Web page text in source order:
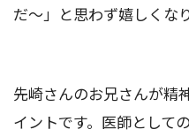
だ～」と思わず嬉しくな
先崎さんのお兄さんが精
イントです。医師として